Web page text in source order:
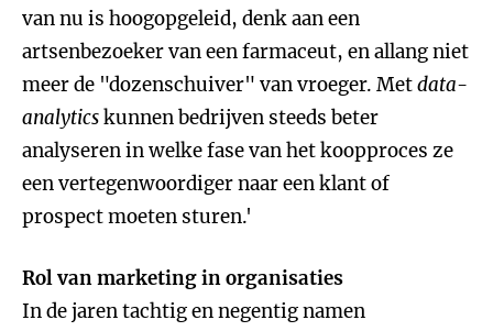
van nu is hoogopgeleid, denk aan een
artsenbezoeker van een farmaceut, en allang niet
meer de "dozenschuiver" van vroeger. Metdata-
analyticskunnen bedrijven steeds beter
analyseren in welke fase van het koopproces ze
een vertegenwoordiger naar een klant of
prospect moeten sturen.'
Rol van marketing in organisaties
In de jaren tachtig en negentig namen